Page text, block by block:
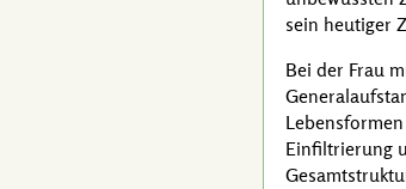
sein heutiger
Bei der Frau
Einfiltrierung